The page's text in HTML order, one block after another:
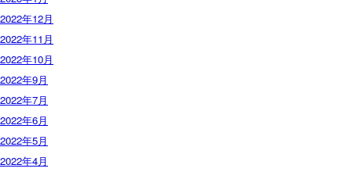
2022年12月
2022年11月
2022年10月
2022年9月
2022年7月
2022年6月
2022年5月
2022年4月